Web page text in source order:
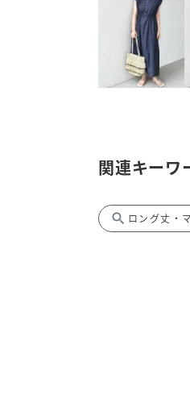
関連キーワ
search ロング丈・